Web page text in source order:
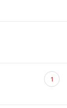
댓
글 1